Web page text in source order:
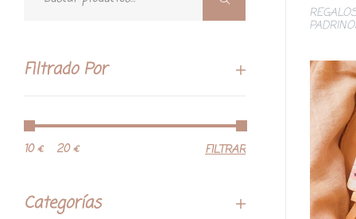
Filtrado Por
FILTRAR
10 € 20 €
Categorías